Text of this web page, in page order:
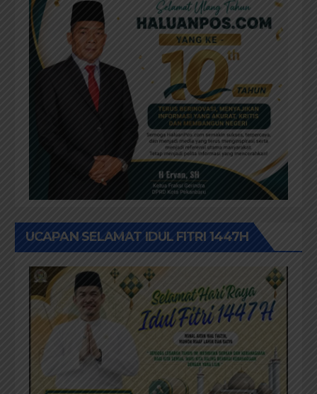
UCAPAN SELAMAT IDUL FITRI 1447H